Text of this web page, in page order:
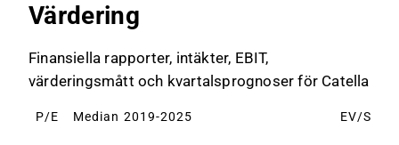
Värdering
Finansiella rapporter, intäkter, EBIT,
värderingsmått och kvartalsprognoser för Catella
P/E Median 2019-2025 EV/S